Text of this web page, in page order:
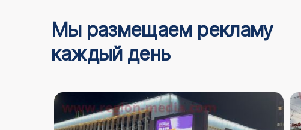
Мы размещаем рекламу
каждый день